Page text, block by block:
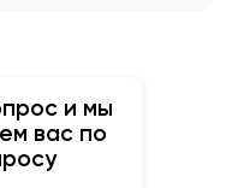
и мы
вас по